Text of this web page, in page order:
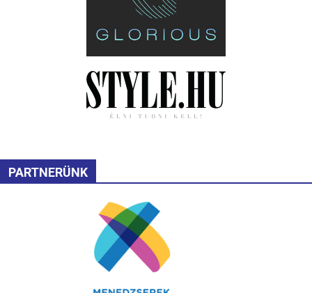
PARTNERÜNK